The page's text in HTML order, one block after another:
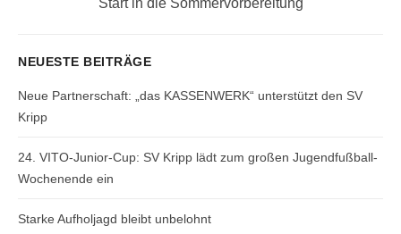
Start in die Sommervorbereitung
NEUESTE BEITRÄGE
Neue Partnerschaft: „das KASSENWERK“ unterstützt den SV
Kripp
24. VITO-Junior-Cup: SV Kripp lädt zum großen Jugendfußball-
Wochenende ein
Starke Aufholjagd bleibt unbelohnt